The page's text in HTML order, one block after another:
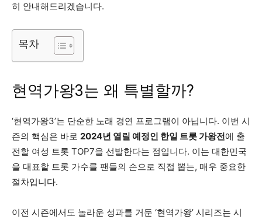
히 안내해드리겠습니다.
목차
현역가왕3는 왜 특별할까?
‘현역가왕3’는 단순한 노래 경연 프로그램이 아닙니다. 이번 시
즌의 핵심은 바로 2024년 열릴 예정인 한일 트롯 가왕전에 출
전할 여성 트롯 TOP7을 선발한다는 점입니다. 이는 대한민국
을 대표할 트롯 가수를 팬들의 손으로 직접 뽑는, 매우 중요한
절차입니다.
이전 시즌에서도 놀라운 성과를 거둔 ‘현역가왕’ 시리즈는 시